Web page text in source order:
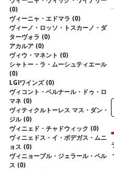
(0)
ヴィーニャ・エドマラ (0)
ヴィーノ・ロッソ・トスカーノ・ダ
ターヴォラ (0)
アカルア (0)
ヴィウ・マネント (0)
シャトー・ラ・ムーシュティエール
(0)
LGIワインズ (0)
ヴィコント・ベルナール・ドゥ・ロ
マネ (0)
ヴィティクルトーレス マス・ダン・
ジル (0)
ヴィニェド・チャドウィック (0)
ヴィニェドス・イ・ボデガス・ムニ
ョス (0)
ヴィニョーブル・ジェラール・ペル
ス (0)